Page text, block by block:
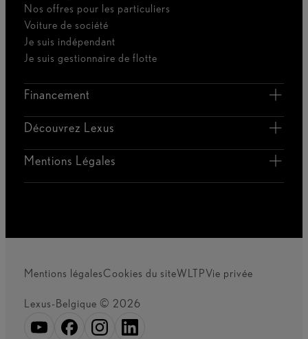
Nos offres pour les particuliers
Voiture de société
Je suis indépendant
Je suis gestionnaire de flotte
Financement
Découvrez Lexus
Mentions Légales
Mentions légalesCookies du siteWLTPVie privée
Lexus-Belgique © 2026